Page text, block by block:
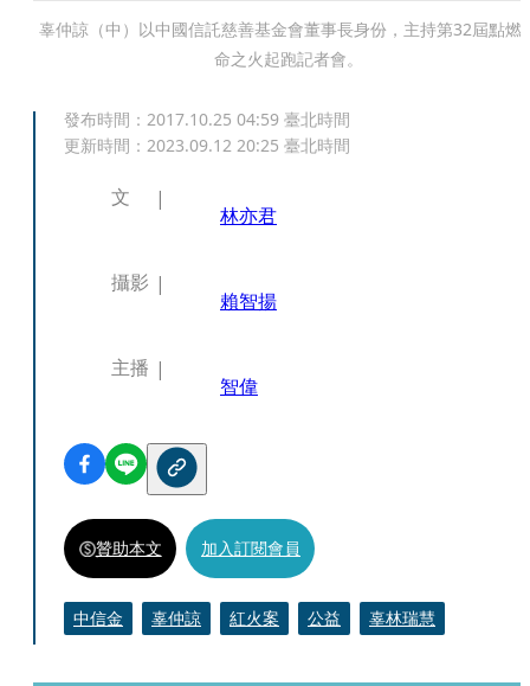
辜仲諒（中）以中國信託慈善基金會董事長身份，主持第32屆點燃
命之火起跑記者會。
發布時間： 2017.10.25 04:59 臺北時間
更新時間： 2023.09.12 20:25 臺北時間
文
林亦君
攝影
賴智揚
主播
智偉
贊助本文 加入訂閱會員
中信金 辜仲諒 紅火案 公益 辜林瑞慧